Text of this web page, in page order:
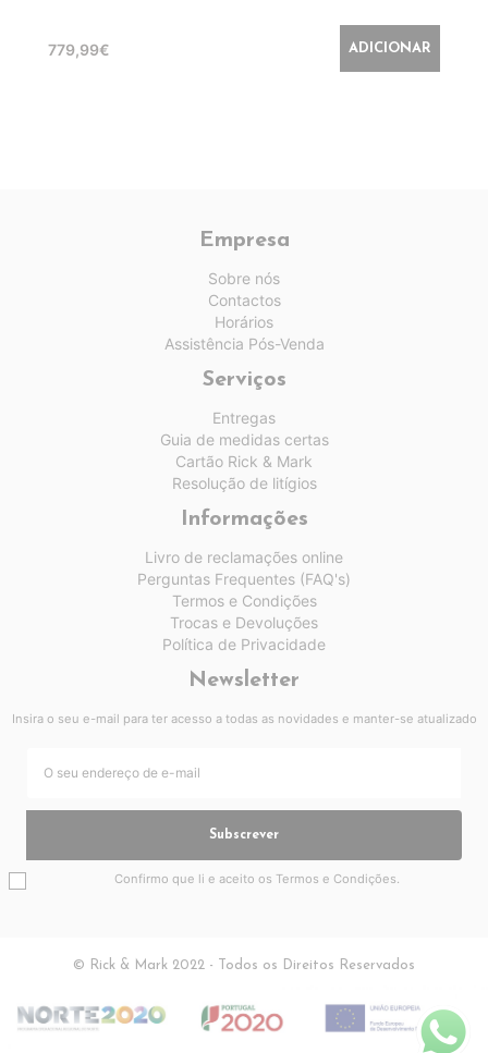
779,99€ ADICIONAR
Empresa
Sobre nós
Contactos
Horários
Assistência Pós-Venda
Serviços
Entregas
Guia de medidas certas
Cartão Rick & Mark
Resolução de litígios
Informações
Livro de reclamações online
Perguntas Frequentes (FAQ's)
Termos e Condições
Trocas e Devoluções
Política de Privacidade
Newsletter
Insira o seu e-mail para ter acesso a todas as novidades e manter-se atualizado
Subscrever
Confirmo que li e aceito os Termos e Condições.
© Rick & Mark 2022 - Todos os Direitos Reservados